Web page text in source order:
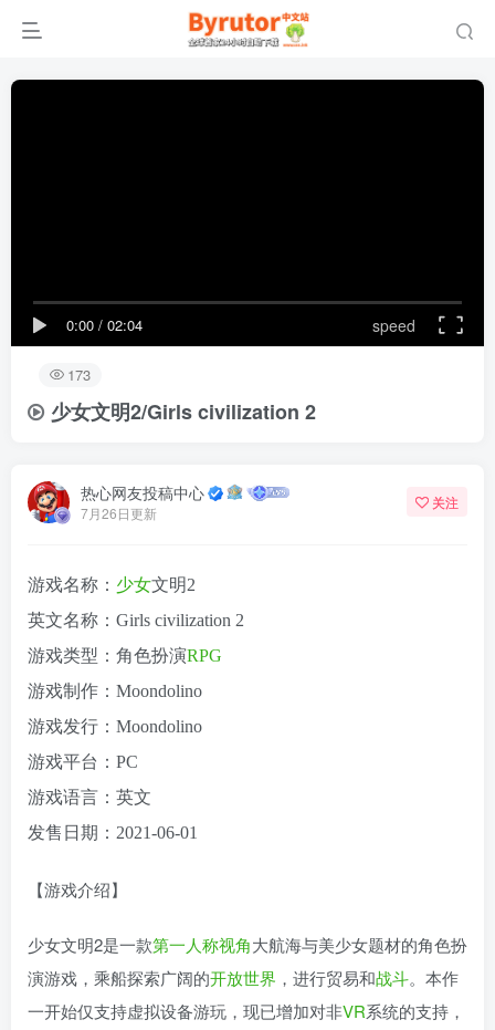
0:00 / 02:04 speed
173
少女文明2/Girls civilization 2
热心网友投稿中心
7月26日更新
关注
游戏名称： 少女文明2
英文名称：Girls civilization 2
游戏类型：角色扮演RPG
游戏制作：Moondolino
游戏发行：Moondolino
游戏平台：PC
游戏语言：英文
发售日期：2021-06-01
【游戏介绍】
少女文明2是一款第一人称视角大航海与美少女题材的角色扮
演游戏，乘船探索广阔的开放世界 ，进行贸易和战斗。本作
一开始仅支持虚拟设备游玩，现已增加对非VR系统的支持，